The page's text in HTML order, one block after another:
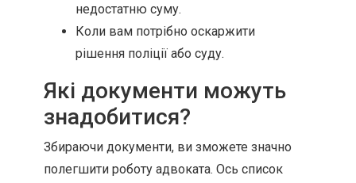
недостатню суму.
Коли вам потрібно оскаржити
рішення поліції або суду.
Які документи можуть
знадобитися?
Збираючи документи, ви зможете значно
полегшити роботу адвоката. Ось список